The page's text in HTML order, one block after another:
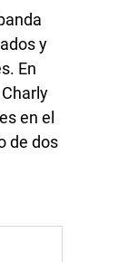
y
En
en el
de dos